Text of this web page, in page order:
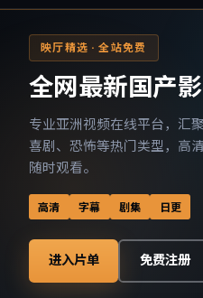
映厅精选 · 全站免费
全网最新国产
专业亚洲视频在线平台，汇
喜剧、恐怖等热门类型，高
随时观看。
高清 字幕 剧集 日更
进入片单 免费注册